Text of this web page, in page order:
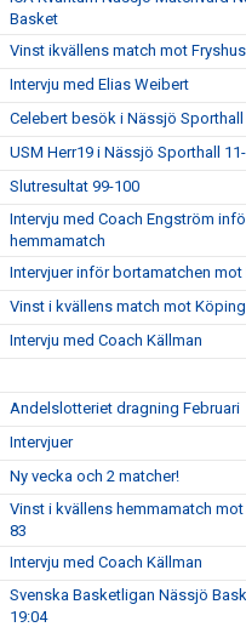
Basket
Vinst ikvällens match mot
Intervju med Elias Weibert
Celebert besök i Nässjö Sporthall
USM Herr19 i Nässjö Sporthall
Slutresultat 99-100
Intervju med Coach Engström
hemmamatch
Intervjuer inför bortamatchen
Vinst i kvällens match mot
Intervju med Coach Källman
Andelslotteriet dragning Februari
Intervjuer
Ny vecka och 2 matcher!
Vinst i kvällens hemmamatch
83
Intervju med Coach Källman
Svenska Basketligan Nässjö
19:04